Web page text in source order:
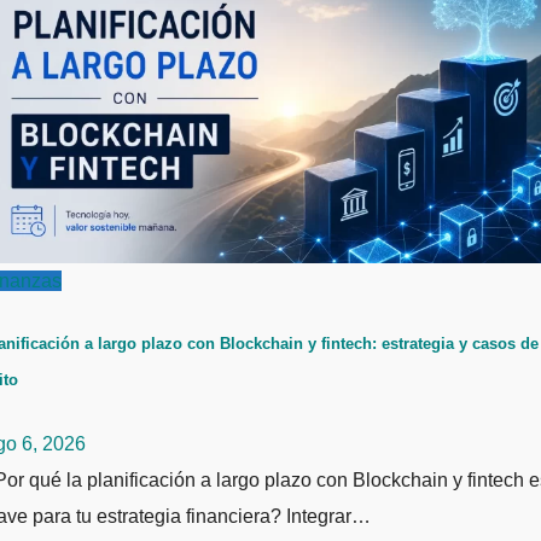
a largo plazo con Blockchain y fintech: estrategia y casos de
6, 2026
qué la planificación a largo plazo con Blockchain y fintech
para tu estrategia financiera? Integrar…